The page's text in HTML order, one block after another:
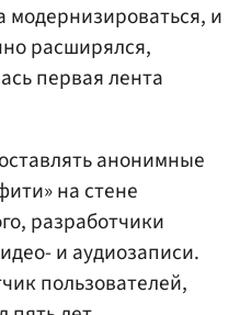
модернизироваться, и
расширялся,
первая лента
анонимные
на стене
разработчики
и аудиозаписи.
пользователей,